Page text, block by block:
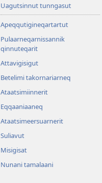
Uagutsinnut tunngasut
Apeqqutigineqartartut
Pulaarneqarnissannik
qinnuteqarit
Attavigisigut
Betelimi takornariarneq
Ataatsimiin­nerit
Eqqaaniaaneq
Ataatsimeersuarnerit
Suliavut
Misigisat
Nunani tamalaani